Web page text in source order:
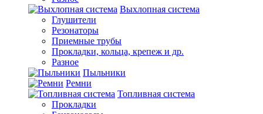
Выхлопная система
Глушители
Резонаторы
Приемные трубы
Прокладки, кольца, крепеж и др.
Разное
Пыльники
Ремни
Топливная система
Прокладки